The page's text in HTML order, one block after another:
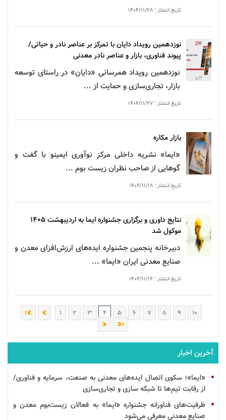
تاریخ انتشار : ۱۴۰۴/۱۱/۲۸
نوزدهمین رویداددایانبا تمرکز بر عناصر نادر و حیاتی/
پیوند فناوری، بازار و عناصر نادر معدنی
نوزدهمین رویدادهمرسانی «دایان» در راستای توسعه
بازار، تجاری‌سازی و حمایت از ...
تاریخ انتشار : ۱۴۰۴/۱۱/۲۷
بازار مکاره
«ایما» نشریه داخلی مرکز نوآوری ایمینو با گفت و
گوهایی از صاحب نظران زیست بوم ...
تاریخ انتشار : ۱۴۰۴/۱۱/۱۸
نتایجداوریو برگزاریجشنوارهایما
به اردیبهشت ۱۴۰۵
موکول شد
دبیرخانه پنجمینجشنواره ایده‌های ارزش‌افزای معدن و
صنایع معدنی ایران «ایما» ...
تاریخ انتشار : ۱۴۰۴/۱۱/۱۴
۱ ۲ ۳ ۴ ۵ ۶ ۷ ۸ ۹ ۱۰
آخرین اخبار
«ایما»؛ سکوی اتصال ایده‌های معدنی به صنعت، سرمایهو فناوری/
از رقابت تیم‌ها تا شبکه سازیو تجاری‌سازی
ظرفیت‌های فناورانه جشنواره «ایما» به فعالان زیست‌بوم معدن و
صنایع معدنی معرفی می‌شود